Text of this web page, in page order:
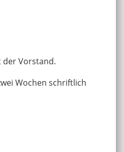
der Vorstand.
Wochen schriftlich